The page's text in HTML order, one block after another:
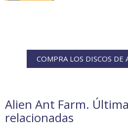
COMPRA LOS DISCOS DE
Alien Ant Farm.
relacionadas